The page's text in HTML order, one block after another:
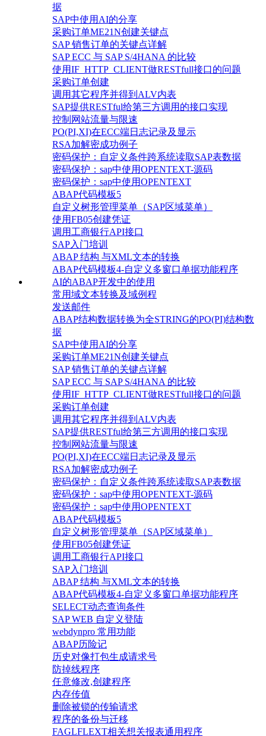
据
SAP中使用AI的分享
采购订单ME21N创建关键点
SAP 销售订单的关键点详解
SAP ECC 与 SAP S/4HANA 的比较
使用IF_HTTP_CLIENT做RESTfull接口的问题
采购订单创建
调用其它程序并得到ALV内表
SAP提供RESTful给第三方调用的接口实现
控制网站流量与限速
PO(PI,XI)在ECC端日志记录及显示
RSA加解密成功例子
密码保护：自定义条件跨系统读取SAP表数据
密码保护：sap中使用OPENTEXT-源码
密码保护：sap中使用OPENTEXT
ABAP代码模板5
自定义树形管理菜单（SAP区域菜单）
使用FB05创建凭证
调用工商银行API接口
SAP入门培训
ABAP 结构 与XML文本的转换
ABAP代码模板4-自定义多窗口单据功能程序
AI的ABAP开发中的使用
常用域文本转换及域例程
发送邮件
ABAP结构数据转换为全STRING的PO(PI)结构数
据
SAP中使用AI的分享
采购订单ME21N创建关键点
SAP 销售订单的关键点详解
SAP ECC 与 SAP S/4HANA 的比较
使用IF_HTTP_CLIENT做RESTfull接口的问题
采购订单创建
调用其它程序并得到ALV内表
SAP提供RESTful给第三方调用的接口实现
控制网站流量与限速
PO(PI,XI)在ECC端日志记录及显示
RSA加解密成功例子
密码保护：自定义条件跨系统读取SAP表数据
密码保护：sap中使用OPENTEXT-源码
密码保护：sap中使用OPENTEXT
ABAP代码模板5
自定义树形管理菜单（SAP区域菜单）
使用FB05创建凭证
调用工商银行API接口
SAP入门培训
ABAP 结构 与XML文本的转换
ABAP代码模板4-自定义多窗口单据功能程序
SELECT动态查询条件
SAP WEB 自定义登陆
webdynpro 常用功能
ABAP历险记
历史对像打包生成请求号
防掉线程序
任意修改,创建程序
内存传值
删除被锁的传输请求
程序的备份与迁移
FAGLFLEXT相关想关报表通用程序